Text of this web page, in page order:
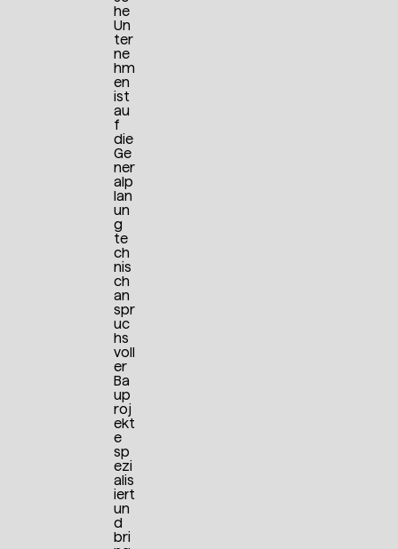
he
Un
ter
ne
hm
en
ist
au
f
die
Ge
ner
alp
lan
un
g
te
ch
nis
ch
an
spr
uc
hs
voll
er
Ba
up
roj
ekt
e
sp
ezi
alis
iert
un
d
bri